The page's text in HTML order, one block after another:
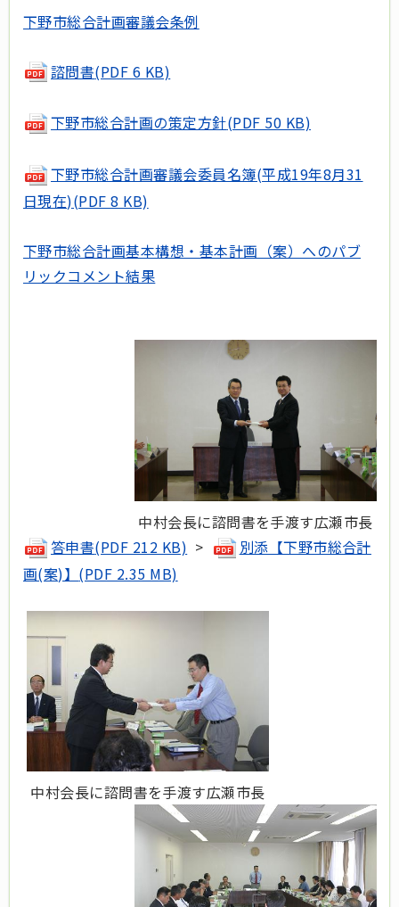
下野市総合計画審議会条例
諮問書(PDF 6 KB)
下野市総合計画の策定方針(PDF 50 KB)
下野市総合計画審議会委員名簿(平成19年8月31
日現在)(PDF 8 KB)
下野市総合計画基本構想・基本計画（案）へのパブ
リックコメント結果
中村会長に諮問書を手渡す広瀬市長
答申書(PDF 212 KB) >
別添【下野市総合計
画(案)】 (PDF 2.35 MB)
中村会長に諮問書を手渡す広瀬市長